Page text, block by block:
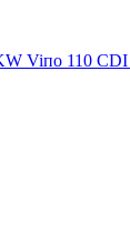
Viпо 110